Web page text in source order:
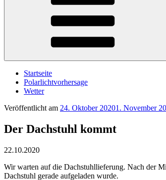
Startseite
Polarlichtvorhersage
Wetter
Veröffentlicht am 24. Oktober 20201. November
Der Dachstuhl kommt
22.10.2020
Wir warten auf die Dachstuhllieferung. Nach der
Dachstuhl gerade aufgeladen wurde.